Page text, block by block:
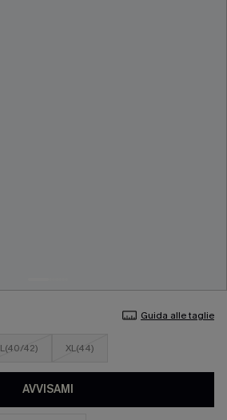
Guida alle taglie
L(40/42) XL(44)
AVVISAMI